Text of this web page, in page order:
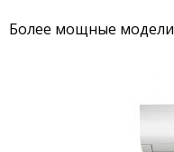
Более мощные модели